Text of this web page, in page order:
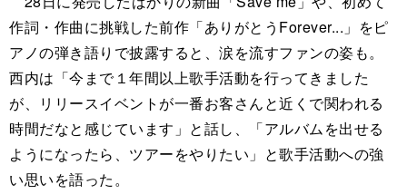
作詞・作曲に挑戦した前作「ありがとうForever...」をピ
アノの弾き語りで披露すると、涙を流すファンの姿も。
西内は「今まで１年間以上歌手活動を行ってきました
が、リリースイベントが一番お客さんと近くで関われる
時間だなと感じています」と話し、「アルバムを出せる
ようになったら、ツアーをやりたい」と歌手活動への強
い思いを語った。